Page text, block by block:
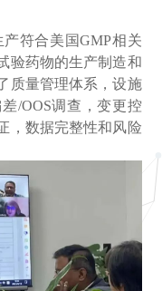
符合美国GMP相关
验药物的生产制造和
质量管理体系，设施
/OOS调查，变更控
，数据完整性和风险